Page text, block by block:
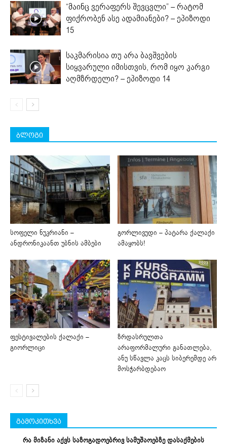
“მაინც ვერაფერს შევცვლი” – რატომ
ფიქრობენ ასე ადამიანები? – ეპიზოდი
15
საკმარისია თუ არა ბავშვების
სიყვარული იმისთვის, რომ იყო კარგი
აღმზრდელი? – ეპიზოდი 14
ბლოგი
სოფელი ნუკრიანი –
ანდრონიკაანთ უბნის ამბები
გორლივუდი – პატარა ქალაქი
ამაყობს!
ფესტივალების ქალაქი –
გიორლიცი
ზრდასრულთა
არაფორმალური განათლება,
ანუ სწავლა კაცს სიბერემდე არ
მოსჭარბდებაო
გამოკითხვა
რა მიზანი აქვს საზოგადოებრივ სამუშაოებზე დასაქმების